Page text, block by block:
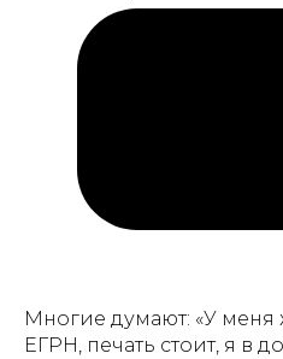
Многие думают: «У меня
ЕГРН, печать стоит, я в